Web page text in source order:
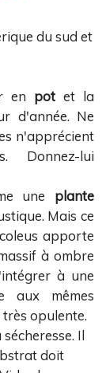
du sud et
en pot et la
d'année. Ne
n'apprécient
Donnez-lui
une plante
Mais ce
apporte
à ombre
à une
aux mêmes
opulente.
Il
doit